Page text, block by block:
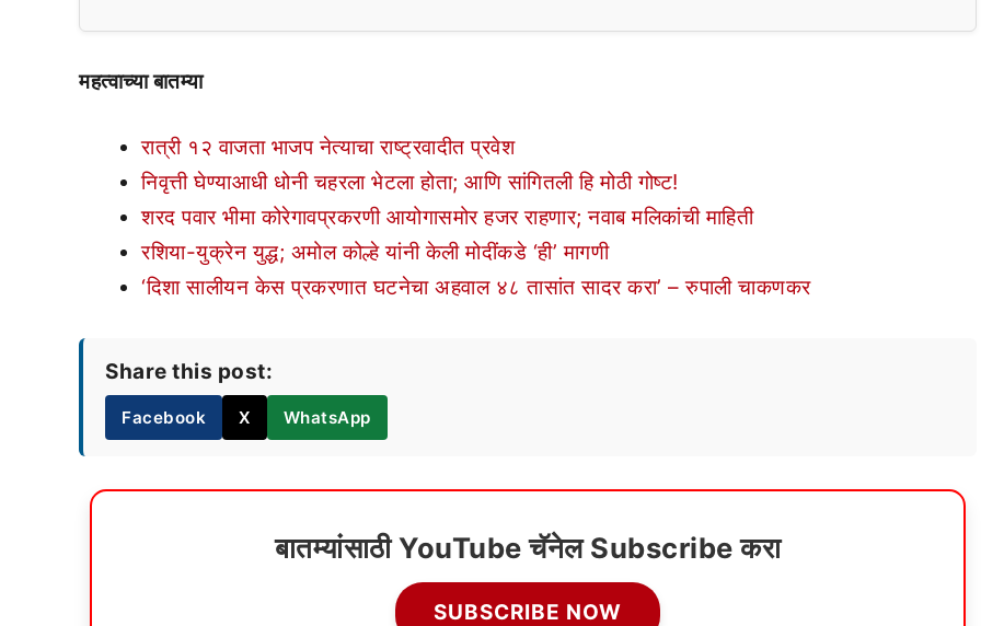
महत्वाच्या बातम्या
रात्री १२ वाजता भाजप नेत्याचा राष्ट्रवादीत प्रवेश
निवृत्ती घेण्याआधी धोनी चहरला भेटला होता; आणि सांगितली हि मोठी गोष्ट!
शरद पवार भीमा कोरेगावप्रकरणी आयोगासमोर हजर राहणार; नवाब मलिकांची माहिती
रशिया-युक्रेन युद्ध; अमोल कोल्हे यांनी केली मोदींकडे ‘ही’ मागणी
‘दिशा सालीयन केस प्रकरणात घटनेचा अहवाल ४८ तासांत सादर करा’ – रुपाली चाकणकर
Share this post:
Facebook X WhatsApp
बातम्यांसाठी YouTube चॅनेल Subscribe करा
SUBSCRIBE NOW